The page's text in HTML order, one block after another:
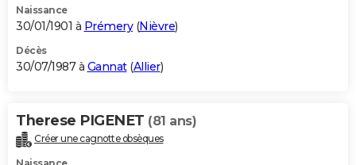
Naissance
30/01/1901 à Prémery(Nièvre)
Décès
30/07/1987 à Gannat(Allier)
Therese PIGENET (81 ans)
Créer une cagnotte obsèques